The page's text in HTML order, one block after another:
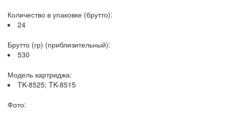
Количество в упаковке (брутто):
24
Брутто (гр) (приблизительный):
530
Модель картриджа:
TK-8525; TK-8515
Фото: